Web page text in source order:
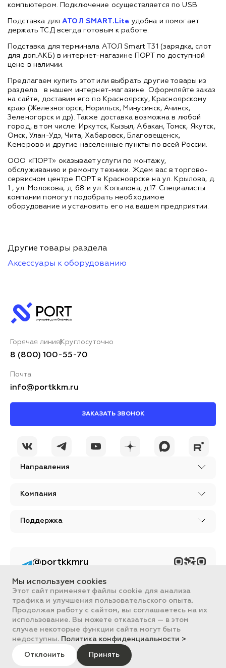
компьютером. Подключение осуществляется по USB.
Подставка дляАТОЛ SMART.Lite удобна и помогает
держать ТСД всегда готовым к работе.
Подставка для терминала АТОЛ Smart T31 (зарядка, слот
для доп.АКБ) в интернет-магазине ПОРТ по доступной
цене в наличии.
Предлагаем купить этот или выбрать другие товары из
раздела
в нашем интернет-магазине. Оформляйте заказ
на сайте, доставим его по Красноярску, Красноярскому
краю (Железногорск, Норильск, Минусинск, Ачинск,
Зеленогорск и др). Также доставка возможна в любой
город, в том числе: Иркутск, Кызыл, Абакан, Томск, Якутск,
Омск, Улан-Удэ, Чита, Хабаровск, Благовещенск,
Кемерово и другие населенные пункты по всей России.
ООО «ПОРТ» оказывает услуги по монтажу,
обслуживанию и ремонту техники. Ждем вас в торгово-
сервисном центре ПОРТ в Красноярске на ул. Крылова, д.
1 , ул. Молокова, д. 68 и ул. Копылова, д.17. Специалисты
компании помогут подобрать необходимое
оборудование и установить его на вашем предприятии.
Другие товары раздела
Аксессуары к оборудованию
Направления
Компания
Поддержка
Горячая линия Круглосуточно
8 (800) 100-55-70
Почта
info@portkkm.ru
ЗАКАЗАТЬ ЗВОНОК
Вся информация, размещенная на сайте, носит ознакомительный
характер и не является публичной офертой, определяемой
положениями Статьи 437 ГК РФ.
Все цены на сайте указаны с НДС. ООО "ПОРТ" ИНН 2461018892,
ОГРН 1022401953496
ПОРТ 2011-2026
Политика обработки данных
@portkkmru
контент PORT - бизнес
портал
Мы используем cookies
Этот сайт применяет файлы cookie для анализа
трафика и улучшения пользовательского опыта.
Продолжая работу с сайтом, вы соглашаетесь на их
использование. Вы можете отказаться — в этом
случае некоторые функции сайта могут быть
недоступны. Политика конфиденциальности >
Отклонить Принять